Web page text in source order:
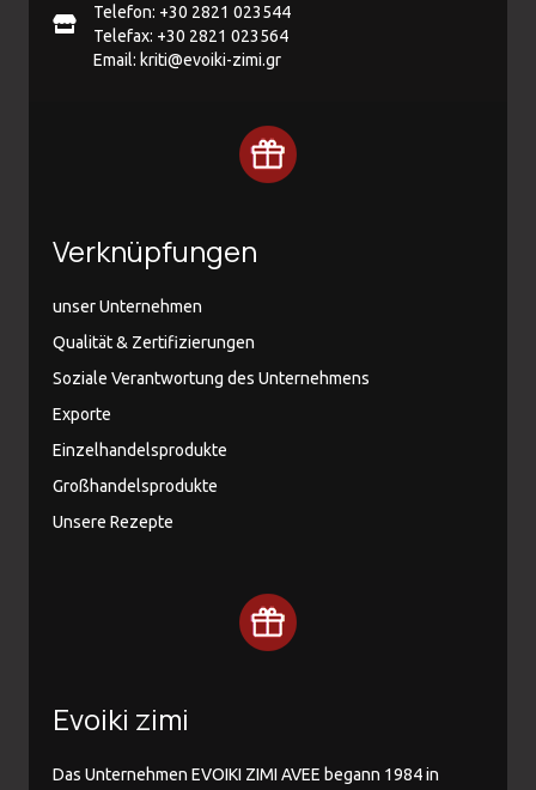
Telefon: +30 2821 023544
Telefax: +30 2821 023564
Email: kriti@evoiki-zimi.gr
Verknüpfungen
unser Unternehmen
Qualität & Zertifizierungen
Soziale Verantwortung des Unternehmens
Exporte
Einzelhandelsprodukte
Großhandelsprodukte
Unsere Rezepte
Evoiki zimi
Das Unternehmen EVOIKI ZIMI AVEE begann 1984 in